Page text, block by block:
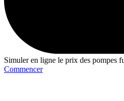
Simuler en ligne le prix des pompes
Commencer